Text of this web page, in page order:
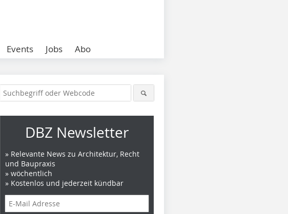
Events Jobs Abo
DBZ Newsletter
» Relevante News zu Architektur, Recht
und Baupraxis
» wöchentlich
» Kostenlos und jederzeit kündbar